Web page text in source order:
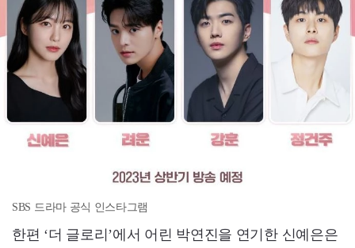
SBS 드라마 공식 인스타그램
한편 ‘더 글로리’에서 어린 박연진을 연기한 신예은은